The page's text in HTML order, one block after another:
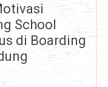
School
di Boarding